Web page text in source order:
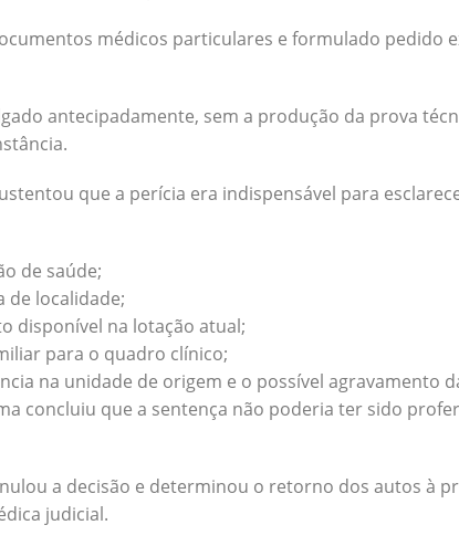
médicos particulares e formulado pedido
antecipadamente, sem a produção da prova
que a perícia era indispensável para
de saúde;
de localidade;
disponível na lotação atual;
para o quadro clínico;
na unidade de origem e o possível agravamento
concluiu que a sentença não poderia ter sido
a decisão e determinou o retorno dos autos à
judicial.